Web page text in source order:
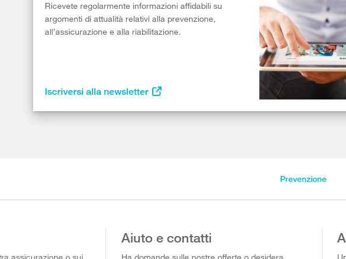
Ricevete regolarmente informazioni affidabili su
argomenti di attualità relativi alla prevenzione,
all’assicurazione e alla riabilitazione.
Iscriversi alla newsletter
Prevenzione
Aiuto e contatti